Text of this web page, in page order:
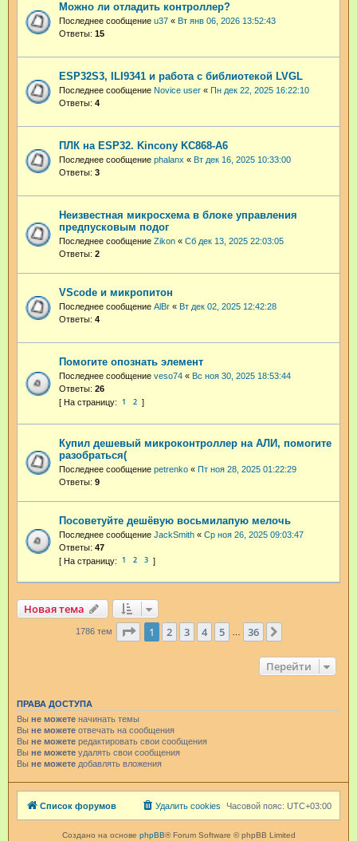
Можно ли отладить контроллер?
Последнее сообщение u37 « Вт янв 06, 2026 13:52:43
Ответы: 15
ESP32S3, ILI9341 и работа с библиотекой LVGL
Последнее сообщение Novice user « Пн дек 22, 2025 16:22:10
Ответы: 4
ПЛК на ESP32. Kincony KC868-A6
Последнее сообщение phalanx « Вт дек 16, 2025 10:33:00
Ответы: 3
Неизвестная микросхема в блоке управления
предпусковым подог
Последнее сообщение Zikon « Сб дек 13, 2025 22:03:05
Ответы: 2
VScode и микропитон
Последнее сообщение AlBr « Вт дек 02, 2025 12:42:28
Ответы: 4
Помогите опознать элемент
Последнее сообщение veso74 « Вс ноя 30, 2025 18:53:44
Ответы: 26
1 2
Купил дешевый микроконтроллер на АЛИ, помогите
разобраться(
Последнее сообщение petrenko « Пт ноя 28, 2025 01:22:29
Ответы: 9
Посоветуйте дешёвую восьмилапую мелочь
Последнее сообщение JackSmith « Ср ноя 26, 2025 09:03:47
Ответы: 47
1 2 3
Новая тема
1786 тем Страница из 36
1 2 3 4 5 36
Перейти
ПРАВА ДОСТУПА
Вы не можете начинать темы
Вы не можете отвечать на сообщения
Вы не можете редактировать свои сообщения
Вы не можете удалять свои сообщения
Вы не можете добавлять вложения
Список форумов Часовой пояс: UTC+03:00
Удалить cookies
Создано на основе phpBB® Forum Software © phpBB Limited